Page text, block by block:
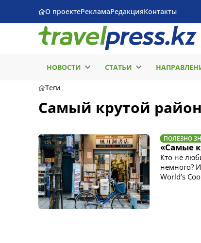
О проектеРекламаРедакцияКонтакты
НОВОСТИ СТАТЬИ
Теги
Самый крутой район
ПОЛЕЗНО
«Самые
Кто не
немного?
World’s